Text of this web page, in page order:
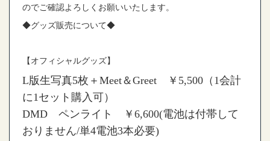
のでご確認よろしくお願いいたします。
◆グッズ販売について◆
【オフィシャルグッズ】
L版生写真5枚＋ Meet＆Greet￥ 5,500（ 1会計
に1セット購入可）
DMDペンライト ￥ 6,600(電池は付帯して
おりません/単4電池3本必要)